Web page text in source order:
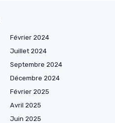
Février 2024
Juillet 2024
Septembre 2024
Décembre 2024
Février 2025
Avril 2025
Juin 2025